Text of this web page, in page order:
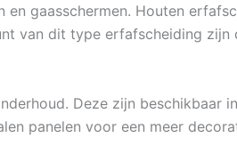
gaasschermen. Houten
van dit type erfafscheiding zijn
Deze zijn beschikbaar
panelen voor een meer